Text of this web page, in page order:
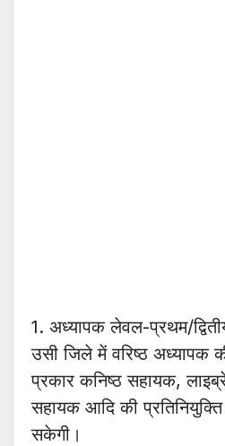
1. अध्यापक लेवल-प्रथम/
उसी जिले में वरिष्ठ अध्यापक
प्रकार कनिष्ठ सहायक,
सहायक आदि की
सकेगी।